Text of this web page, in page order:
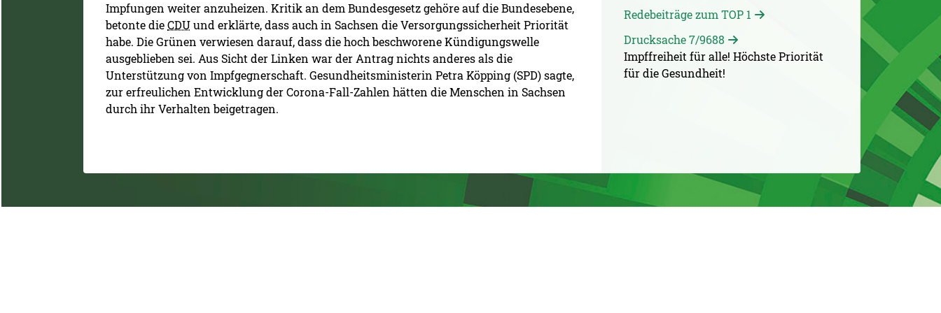
Impfungen weiter anzuheizen. Kritik an dem Bundesgesetz gehöre auf die Bundesebene,
betonte dieCDUund erklärte, dass auch in Sachsen die Versorgungssicherheit Priorität
habe. Die Grünen verwiesen darauf, dass die hoch beschworene Kündigungswelle
ausgeblieben sei. Aus Sicht der Linken war der Antrag nichts anderes als die
Unterstützung von Impfgegnerschaft. Gesundheitsministerin Petra Köpping (SPD) sagte,
zur erfreulichen Entwicklung der Corona-Fall-Zahlen hätten die Menschen in Sachsen
durch ihr Verhalten beigetragen.
Redebeiträge zum TOP 1
Drucksache 7/9688
Impffreiheit für alle! Höchste Priorität
für die Gesundheit!